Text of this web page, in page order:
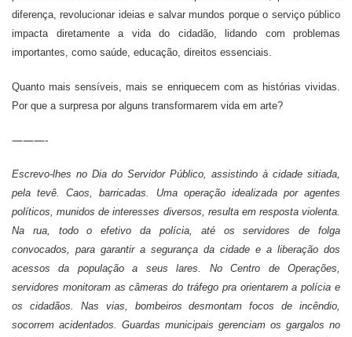
diferença, revolucionar ideias e salvar mundos porque o serviço público
impacta diretamente a vida do cidadão, lidando com problemas
importantes, como saúde, educação, direitos essenciais.
Quanto mais sensíveis, mais se enriquecem com as histórias vividas.
Por que a surpresa por alguns transformarem vida em arte?
———-
Escrevo-lhes no Dia do Servidor Público, assistindo à cidade sitiada,
pela tevê. Caos, barricadas. Uma operação idealizada por agentes
políticos, munidos de interesses diversos, resulta em resposta violenta.
Na rua, todo o efetivo da polícia, até os servidores de folga
convocados, para garantir a segurança da cidade e a liberação dos
acessos da população a seus lares. No Centro de Operações,
servidores monitoram as câmeras do tráfego pra orientarem a polícia e
os cidadãos. Nas vias, bombeiros desmontam focos de incêndio,
socorrem acidentados. Guardas municipais gerenciam os gargalos no